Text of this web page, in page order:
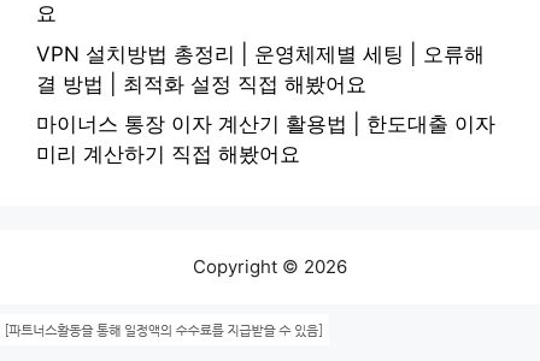
요
VPN 설치방법 총정리 | 운영체제별 세팅 | 오류해
결 방법 | 최적화 설정 직접 해봤어요
마이너스 통장 이자 계산기 활용법 | 한도대출 이자
미리 계산하기 직접 해봤어요
Copyright © 2026